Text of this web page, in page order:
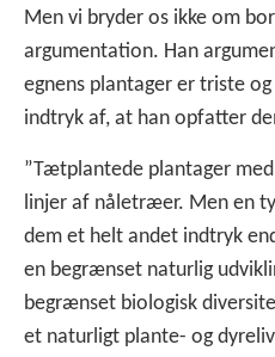
Men vi bryder os ikke om
argumentation. Han
egnens plantager er triste
indtryk af, at han opfatter
”Tætplantede plantager
linjer af nåletræer. Men en
dem et helt andet indtryk
en begrænset naturlig
begrænset biologisk
et naturligt plante- og